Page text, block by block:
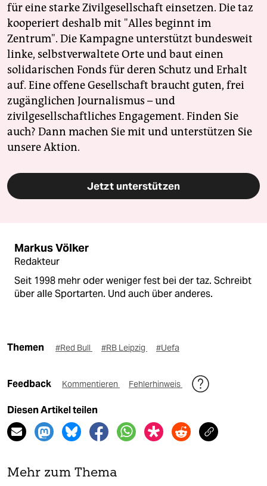
für eine starke Zivilgesellschaft einsetzen. Die taz
kooperiert deshalb mit "Alles beginnt im
Zentrum". Die Kampagne unterstützt bundesweit
linke, selbstverwaltete Orte und baut einen
solidarischen Fonds für deren Schutz und Erhalt
auf. Eine offene Gesellschaft braucht guten, frei
zugänglichen Journalismus – und
zivilgesellschaftliches Engagement. Finden Sie
auch? Dann machen Sie mit und unterstützen Sie
unsere Aktion.
Jetzt unterstützen
Markus Völker
Redakteur
Seit 1998 mehr oder weniger fest bei der taz. Schreibt
über alle Sportarten. Und auch über anderes.
Themen #Red Bull #RB Leipzig #Uefa
Feedback Kommentieren Fehlerhinweis
Diesen Artikel teilen
Mehr zum Thema